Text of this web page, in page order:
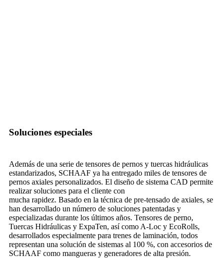
Soluciones especiales
Además de una serie de tensores de pernos y tuercas hidráulicas
estandarizados, SCHAAF ya ha entregado miles de tensores de
pernos axiales personalizados. El diseño de sistema CAD permite
realizar soluciones para el cliente con
mucha rapidez. Basado en la técnica de pre-tensado de axiales, se
han desarrollado un número de soluciones patentadas y
especializadas durante los últimos años. Tensores de perno,
Tuercas Hidráulicas y ExpaTen, así como A-Loc y EcoRolls,
desarrollados especialmente para trenes de laminación, todos
representan una solución de sistemas al 100 %, con accesorios de
SCHAAF como mangueras y generadores de alta presión.